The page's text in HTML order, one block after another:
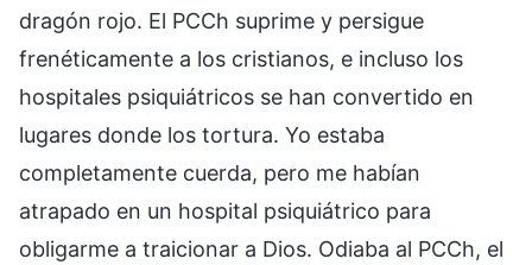
dragón rojo. El PCCh suprime y persigue
frenéticamente a los cristianos, e incluso los
hospitales psiquiátricos se han convertido en
lugares donde los tortura. Yo estaba
completamente cuerda, pero me habían
atrapado en un hospital psiquiátrico para
obligarme a traicionar a Dios. Odiaba al PCCh, el